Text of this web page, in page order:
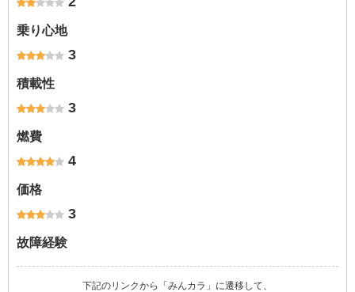
乗り心地
3
積載性
3
燃費
4
価格
3
故障経験
下記のリンクから「みんカラ」に遷移して、